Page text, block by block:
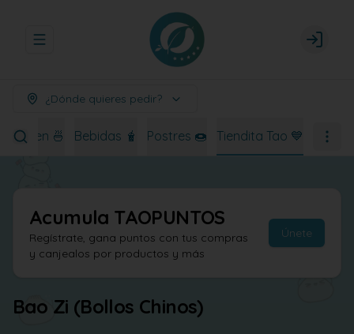
Abrir menu de navegación Login
¿Dónde quieres pedir?
Ramen 🍜 Bebidas 🧋 Postres 🍩 Tiendita Tao 💙
Acumula TAOPUNTOS
Regístrate, gana puntos con tus compras
y canjealos por productos y más
Únete
Bao Zi (Bollos Chinos)